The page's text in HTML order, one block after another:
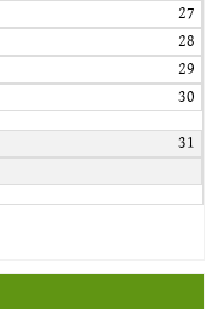
27
28
29
30
31